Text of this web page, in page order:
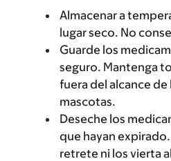
Almacenar a
lugar seco. No
Guarde los
seguro. Mantenga
fuera del alcance de
mascotas.
Deseche los
que hayan
retrete ni los vierta